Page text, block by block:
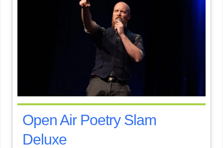
Open Air Poetry Slam
Deluxe